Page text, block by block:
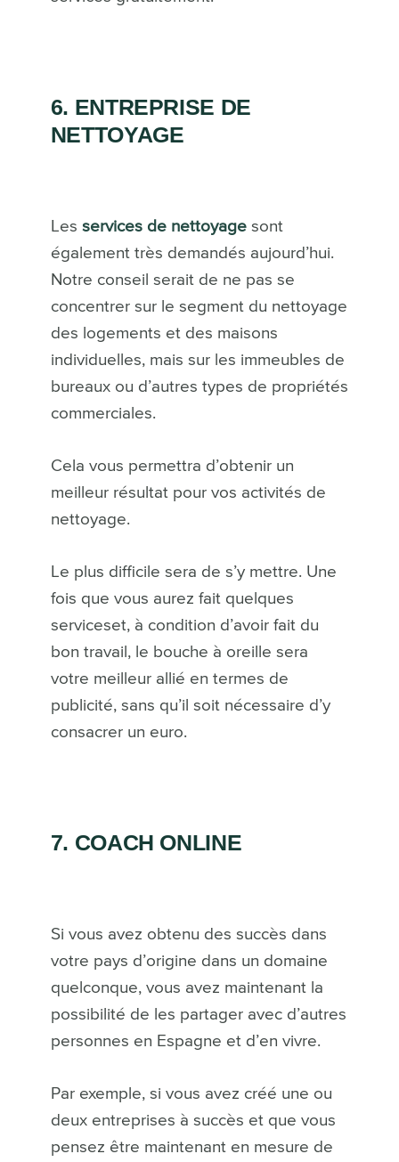
6. ENTREPRISE DE
NETTOYAGE
Les services de nettoyagesont
également très demandés aujourd’hui.
Notre conseil serait de ne pas se
concentrer sur le segment du nettoyage
des logements et des maisons
individuelles, mais sur les immeubles de
bureaux ou d’autres types de propriétés
commerciales.
Cela vous permettra d’obtenir un
meilleur résultat pour vos activités de
nettoyage.
Le plus difficile sera de s’y mettre. Une
fois que vous aurez fait quelques
serviceset, à condition d’avoir fait du
bon travail, le bouche à oreille sera
votre meilleur allié en termes de
publicité, sans qu’il soit nécessaire d’y
consacrer un euro.
7. COACH ONLINE
Si vous avez obtenu des succès dans
votre pays d’origine dans un domaine
quelconque, vous avez maintenant la
possibilité de les partager avec d’autres
personnes en Espagne et d’en vivre.
Par exemple, si vous avez créé une ou
deux entreprises à succès et que vous
pensez être maintenant en mesure de